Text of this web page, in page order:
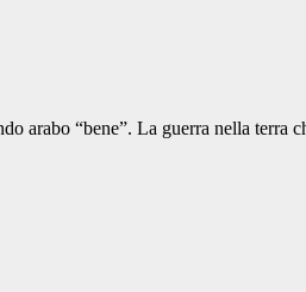
arabo “bene”. La guerra nella terra